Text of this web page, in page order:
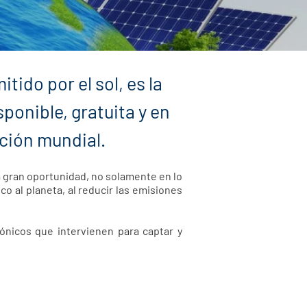
por el sol, es la
gratuita y en
mundial.
oportunidad, no solamente en lo
al planeta, al reducir las emisiones
que intervienen para captar y